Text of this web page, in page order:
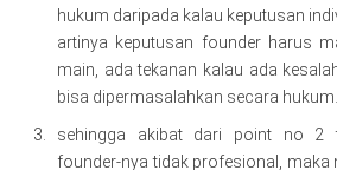
hukum daripada kalau keputusan
artinya keputusan founder harus
main, ada tekanan kalau ada
bisa dipermasalahkan secara hukum.
sehingga akibat dari point no 2
founder-nya tidak profesional, maka